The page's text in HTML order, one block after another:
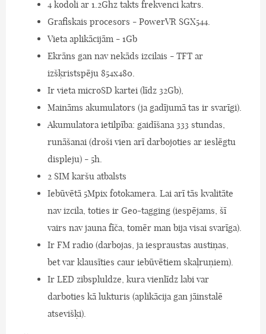
4 kodoli ar 1.2Ghz takts frekvenci katrs.
Grafiskais procesors - PowerVR SGX544.
Vieta aplikācijām - 1Gb
Ekrāns gan nav nekāds izcilais - TFT ar
izšķristspēju 854x480.
Ir vieta microSD kartei (līdz 32Gb),
Maināms akumulators (ja gadījumā tas ir svarīgi).
Akumulatora ietilpība: gaidīšana 333 stundas,
runāšanai (droši vien arī darbojoties ar ieslēgtu
displeju) - 5h.
2 SIM karšu atbalsts
Iebūvētā 5Mpix fotokamera. Lai arī tās kvalitāte
nav izcila, toties ir Geo-tagging (iespējams, šī
vairs nav jauna fīča, tomēr man bija visai svarīga).
Ir FM radio (darbojas, ja iespraustas austiņas,
bet var klausīties caur iebūvētiem skaļruņiem).
Ir LED zibspluldze, kura vienlīdz labi var
darboties kā lukturis (aplikācija gan jāinstalē
atsevišķi).